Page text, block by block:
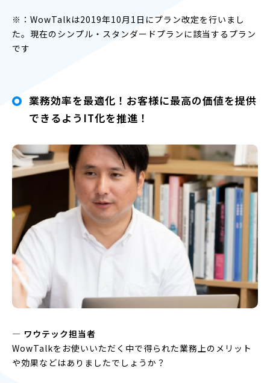
※：WowTalkは2019年10月1日にプラン改定を行いまし
た。現在のシンプル・スタンダードプランに該当するプラン
です
業務効率を最適化！お客様に最高の価値を提供
できるようIT化を推進！
― ワウテック担当者
WowTalkをお使いいただく中で得られた業務上のメリット
や効果などはありましたでしょうか？